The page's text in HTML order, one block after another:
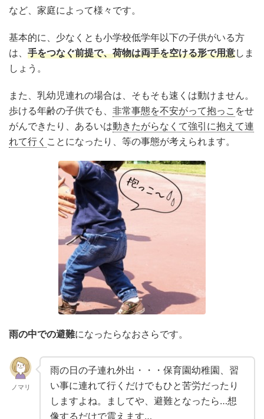
など、家庭によって様々です。
基本的に、少なくとも小学校低学年以下の子供がいる方
は、 手をつなぐ前提で、荷物は両手を空ける形で用意しま
しょう。
また、乳幼児連れの場合は、そもそも速くは動けません。
歩ける年齢の子供でも、 非常事態を不安がって抱っこ をせ
がんできたり、あるいは動きたがらなくて強引に抱えて連
れて行く ことになったり、等の事態が考えられます。
雨の中での避難になったらなおさらです。
ノマリ
雨の日の子連れ外出・・・保育園幼稚園、習
い事に連れて行くだけでもひと苦労だったり
しますよね。ましてや、避難となったら…想
像するだけで震えます…